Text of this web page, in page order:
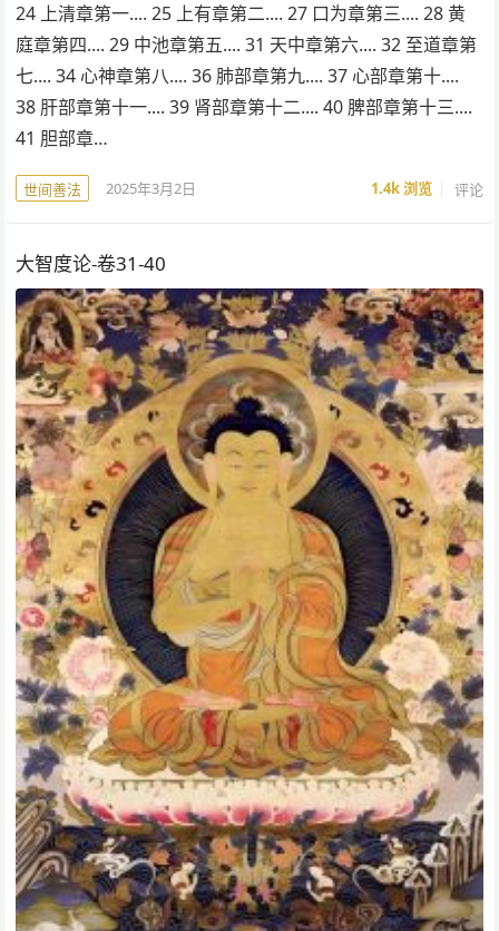
24 上清章第一.... 25 上有章第二.... 27 口为章第三.... 28 黄
庭章第四.... 29 中池章第五.... 31 天中章第六.... 32 至道章第
七.... 34 心神章第八.... 36 肺部章第九.... 37 心部章第十....
38 肝部章第十一.... 39 肾部章第十二.... 40 脾部章第十三....
41 胆部章…
世间善法 2025年3月2日 1.4k浏览 评论
大智度论-卷31-40